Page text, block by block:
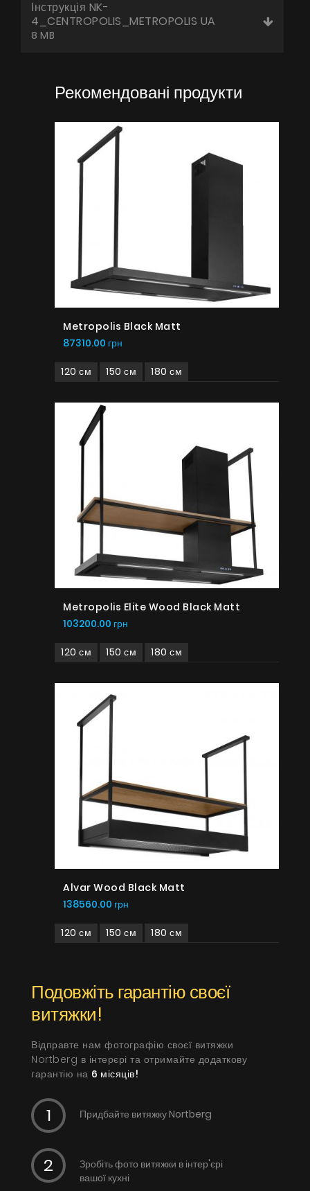
Інструкція NK-
4_CENTROPOLIS_METROPOLIS UA
8 MB
Рекомендовані продукти
Metropolis Black Matt
87310.00 грн
120 см 150 см 180 см
Metropolis Elite Wood Black Matt
103200.00 грн
120 см 150 см 180 см
Alvar Wood Black Matt
138560.00 грн
120 см 150 см 180 см
Подовжіть гарантію своєї
витяжки!
Відправте нам фотографію своєї витяжки
Nortberg в інтерєрі та отримайте додаткову
гарантію на 6 місяців!
Придбайте витяжку Nortberg
Зробіть фото витяжки в інтер'єрі
вашої кухні